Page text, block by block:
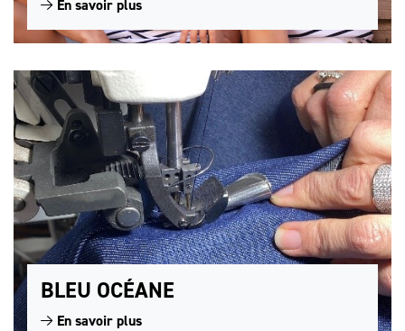
En savoir plus
BLEU OCÉANE
En savoir plus